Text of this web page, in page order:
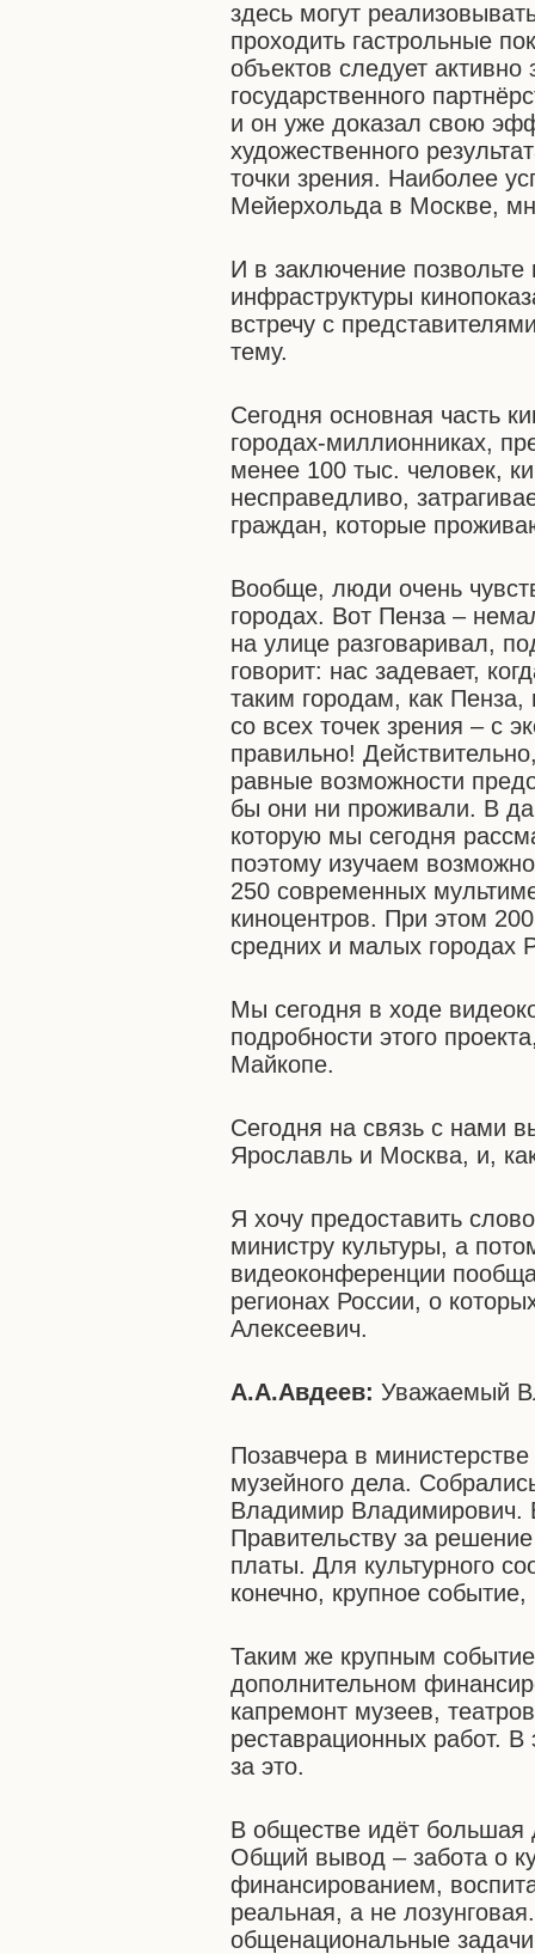
здесь могут
проходить гастрольные
объектов следует
государственного
и он уже доказал свою
художественного
точки зрения. Наиболее
Мейерхольда в Москве,
И в заключение позвольте
инфраструктуры
встречу с
тему.
Сегодня основная часть
городах-миллионниках,
менее 100 тыс. человек,
несправедливо,
граждан, которые
Вообще, люди очень
городах. Вот Пенза –
на улице разговаривал,
говорит: нас задевает,
таким городам, как
со всех точек зрения – с
правильно!
равные возможности
бы они ни проживали. В
которую мы сегодня
поэтому изучаем
250 современных
киноцентров. При этом
средних и малых городах
Мы сегодня в ходе
подробности этого
Майкопе.
Сегодня на связь с нами
Ярославль и Москва, и,
Я хочу предоставить
министру культуры, а
видеоконференции
регионах России, о
Алексеевич.
А.А.Авдеев:Уважаемый
Позавчера в
музейного дела.
Владимир Владимирович.
Правительству за
платы. Для культурного
конечно, крупное
Таким же крупным
дополнительном
капремонт музеев,
реставрационных работ.
за это.
В обществе идёт большая
Общий вывод – забота о
финансированием,
реальная, а не
общенациональные